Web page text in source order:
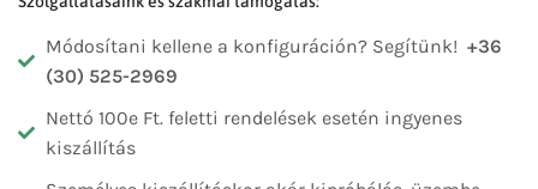
Módosítani kellene a konfiguráción? Segítünk! +36
(30) 525-2969
Nettó 100e Ft. feletti rendelések esetén ingyenes
kiszállítás